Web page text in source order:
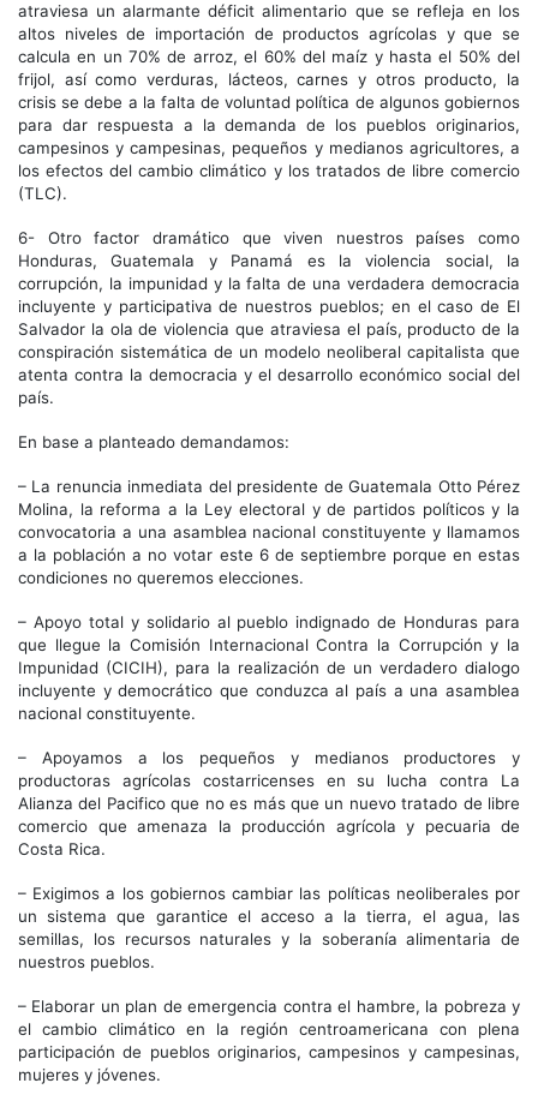
atraviesa un alarmante déficit alimentario que se refleja en los
altos niveles de importación de productos agrícolas y que se
calcula en un 70% de arroz, el 60% del maíz y hasta el 50% del
frijol, así como verduras, lácteos, carnes y otros producto, la
crisis se debe a la falta de voluntad política de algunos gobiernos
para dar respuesta a la demanda de los pueblos originarios,
campesinos y campesinas, pequeños y medianos agricultores, a
los efectos del cambio climático y los tratados de libre comercio
(TLC).
6- Otro factor dramático que viven nuestros países como
Honduras, Guatemala y Panamá es la violencia social, la
corrupción, la impunidad y la falta de una verdadera democracia
incluyente y participativa de nuestros pueblos; en el caso de El
Salvador la ola de violencia que atraviesa el país, producto de la
conspiración sistemática de un modelo neoliberal capitalista que
atenta contra la democracia y el desarrollo económico social del
país.
En base a planteado demandamos:
– La renuncia inmediata del presidente de Guatemala Otto Pérez
Molina, la reforma a la Ley electoral y de partidos políticos y la
convocatoria a una asamblea nacional constituyente y llamamos
a la población a no votar este 6 de septiembre porque en estas
condiciones no queremos elecciones.
– Apoyo total y solidario al pueblo indignado de Honduras para
que llegue la Comisión Internacional Contra la Corrupción y la
Impunidad (CICIH), para la realización de un verdadero dialogo
incluyente y democrático que conduzca al país a una asamblea
nacional constituyente.
– Apoyamos a los pequeños y medianos productores y
productoras agrícolas costarricenses en su lucha contra La
Alianza del Pacifico que no es más que un nuevo tratado de libre
comercio que amenaza la producción agrícola y pecuaria de
Costa Rica.
– Exigimos a los gobiernos cambiar las políticas neoliberales por
un sistema que garantice el acceso a la tierra, el agua, las
semillas, los recursos naturales y la soberanía alimentaria de
nuestros pueblos.
– Elaborar un plan de emergencia contra el hambre, la pobreza y
el cambio climático en la región centroamericana con plena
participación de pueblos originarios, campesinos y campesinas,
mujeres y jóvenes.